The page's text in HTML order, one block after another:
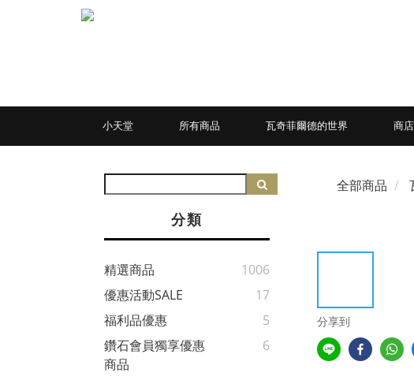
小天堂 所有商品 瓦奇菲爾德的世界 商
分類
精選商品
1006
優惠活動SALE
17
福利品優惠
5
鑽石會員獨享優惠
商品
6
全部商品
分享到